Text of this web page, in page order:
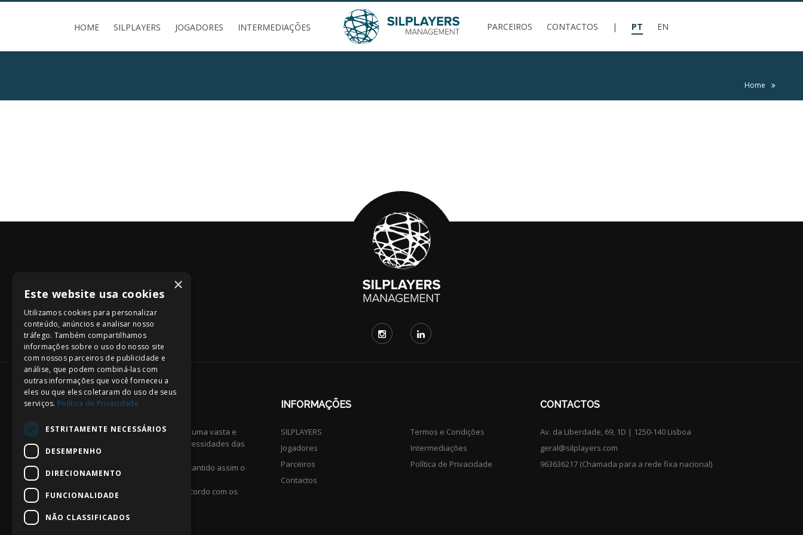
HOME SILPLAYERS JOGADORES INTERMEDIAÇÕES PARCEIROS CONTACTOS | PT EN
Home
SILPLAYERS MANAGMENT
ASILPLAYERS fornece a todos os seus atletas uma vasta e
completa gama de serviços adequados às necessidades das
suas carreiras.
Dispomos de uma equipa altamente capaz garantido assim o
máximo nível de rigor e desempenho.
Assessoria em negociações de contratos de acordo com os
regulamentos estabelecidos pela FIFA.
INFORMAÇÕES
SILPLAYERS
Termos e Condições
Jogadores
Intermediações
Parceiros
Política de Privacidade
Contactos
CONTACTOS
Av. da Liberdade, 69, 1D | 1250-140 Lisboa
geral@silplayers.com
963636217 (Chamada para a rede fixa nacional)
×
Este website usa cookies
Utilizamos cookies para personalizar
conteúdo, anúncios e analisar nosso
tráfego. Também compartilhamos
informações sobre o uso do nosso site
com nossos parceiros de publicidade e
análise, que podem combiná-las com
outras informações que você forneceu a
eles ou que eles coletaram do uso de seus
serviços. Política de Privacidade
ESTRITAMENTE NECESSÁRIOS
DESEMPENHO
DIRECIONAMENTO
FUNCIONALIDADE
NÃO CLASSIFICADOS